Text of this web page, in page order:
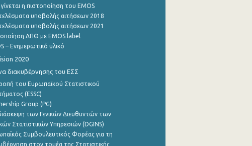
η πιστοποίηση του EMOS
υποβολής αιτήσεων 2018
υποβολής αιτήσεων 2021
ΑΠΘ με EMOS label
– Ενημερωτικό υλικό
2020
διακυβέρνησης του ΕΣΣ
του Ευρωπαϊκού Στατιστικού
(ESSC)
Group (PG)
των Γενικών Διευθυντών των
Στατιστικών Υπηρεσιών (DGINS)
Συμβουλευτικός Φορέας για τη
στον τομέα της Στατιστικής